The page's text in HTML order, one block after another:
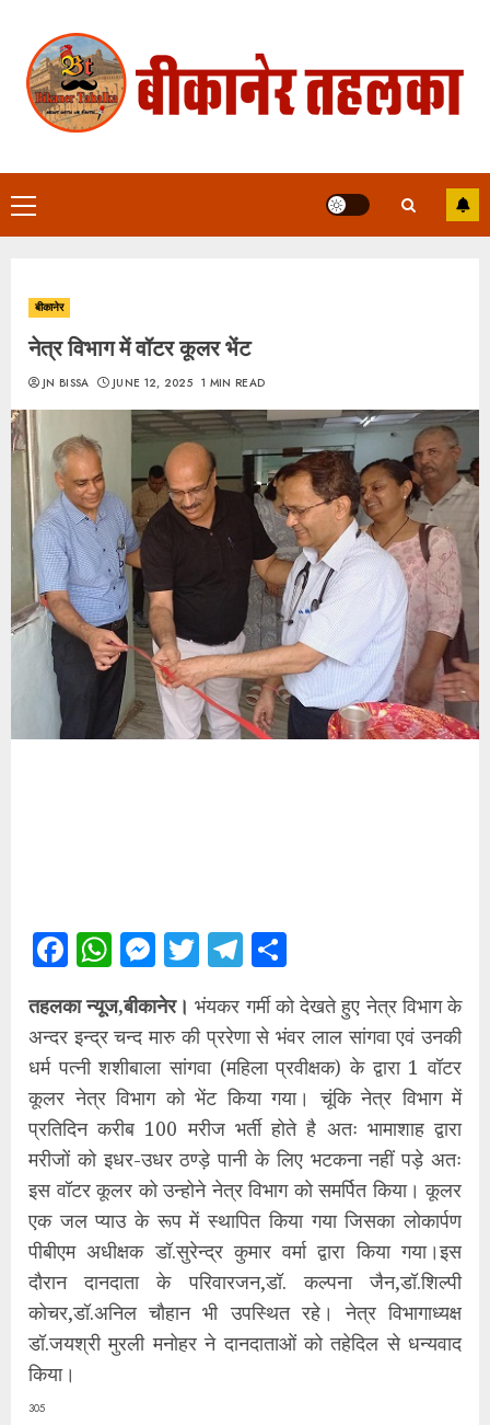
content
Primary
Menu
बीकानेर
नेत्र विभाग में वॉटर कूलर भेंट
JN BISSA JUNE 12, 2025 1 MIN READ
Facebook
WhatsApp
Messenger
TwitterTelegram
तहलका न्यूज,बीकानेर। भंयकर गर्मी को देखते हुए नेत्र विभाग के
अन्दर इन्द्र चन्द मारु की प्ररेणा से भंवर लाल सांगवा एवं उनकी
धर्म पत्नी शशीबाला सांगवा (महिला प्रवीक्षक) के द्वारा 1 वॉटर
कूलर नेत्र विभाग को भेंट किया गया। चूंकि नेत्र विभाग में
प्रतिदिन करीब 100 मरीज भर्ती होते है अतः भामाशाह द्वारा
मरीजों को इधर-उधर ठण्ड़े पानी के लिए भटकना नहीं पड़े अतः
इस वॉटर कूलर को उन्होने नेत्र विभाग को समर्पित किया। कूलर
एक जल प्याउ के रूप में स्थापित किया गया जिसका लोकार्पण
पीबीएम अधीक्षक डॉ.सुरेन्द्र कुमार वर्मा द्वारा किया गया।इस
दौरान दानदाता के परिवारजन,डॉ. कल्पना जैन,डॉ.शिल्पी
कोचर,डॉ.अनिल चौहान भी उपस्थित रहे। नेत्र विभागाध्यक्ष
डॉ.जयश्री मुरली मनोहर ने दानदाताओं को तहेदिल से धन्यवाद
किया।
305